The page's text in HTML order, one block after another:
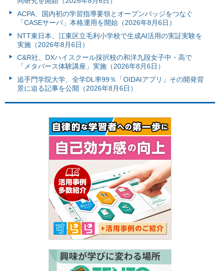
ACPA、国内初の学習指導要領とオープンバッジをつなぐ
「CASEサーバ」本格運用を開始（2026年8月6日）
NTT東日本、江東区立毛利小学校で生成AI活用の実証実験を
実施（2026年8月6日）
C&R社、DXハイスクール採択校の和洋九段女子中・高で
「メタバース体験講座」実施（2026年8月6日）
追手門学院大学、全学DL率99％「OIDAIアプリ」その開発背
景に迫る記事を公開（2026年8月6日）